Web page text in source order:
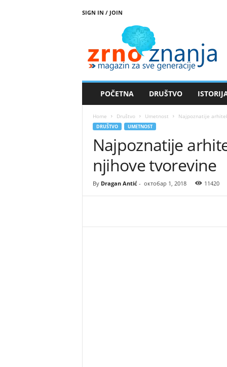
SIGN IN / JOIN
POČETNA DRUŠTVO
Home Društvo Umetnost Najpoznatije
DRUŠTVO UMETNOST
Najpoznatije
njihove tvorevine
By Dragan Antić- октобар 1, 2018 11420